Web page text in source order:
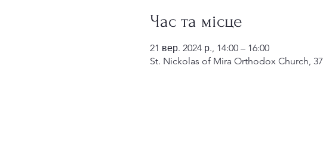
Час та місце
21 вер. 2024 р., 14:00 – 16:00
St. Nickolas of Mira Orthodox Church,